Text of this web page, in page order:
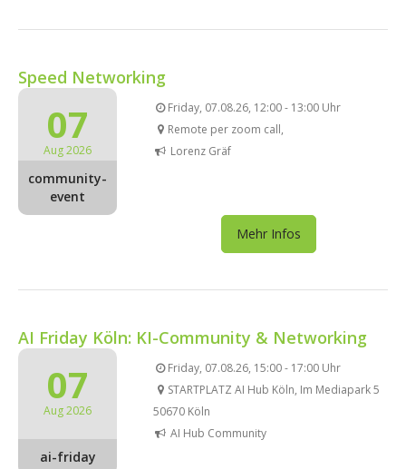
Speed Networking
07
Aug 2026
community-
event
Friday, 07.08.26, 12:00 - 13:00 Uhr
Remote per zoom call,
Lorenz Gräf
Mehr Infos
AI Friday Köln: KI-Community & Networking
07
Aug 2026
ai-friday
Friday, 07.08.26, 15:00 - 17:00 Uhr
STARTPLATZ AI Hub Köln, Im Mediapark 5
50670 Köln
AI Hub Community